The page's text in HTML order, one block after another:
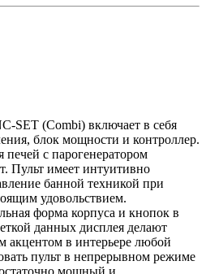
SET (Combi) включает в себя
блок мощности и контроллер.
печей с парогенератором
Пульт имеет интуитивно
банной техникой при
удовольствием.
форма корпуса и кнопок в
данных дисплея делают
акцентом в интерьере любой
пульт в непрерывном режиме
мощный и